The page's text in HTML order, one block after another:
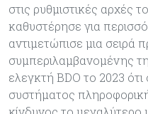
στις ρυθμιστικές αρχές
καθυστέρησε για
αντιμετώπισε μια σειρά
συμπεριλαμβανομένης
ελεγκτή BDO το 2023
συστήματος